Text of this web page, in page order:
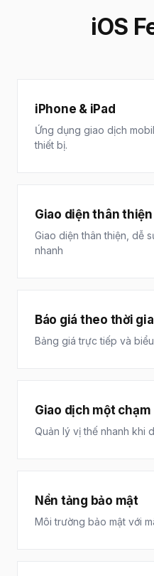
iOS
iPhone & iPad
Ứng dụng giao dịch
thiết bị.
Giao diện thân thiện
Giao diện thân thiện, dễ
nhanh
Báo giá theo thời
Bảng giá trực tiếp và
Giao dịch một chạm
Quản lý vị thế nhanh khi
Nền tảng bảo mật
Môi trường bảo mật với